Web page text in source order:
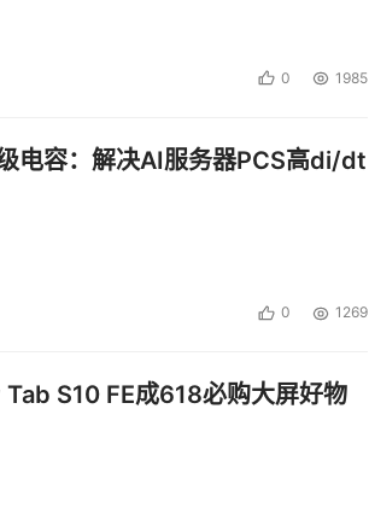
特性的影响，项目越复杂，总包越费思
的，就是拥有多少有经验的工程师，有多
高报价拿到，这其中值钱的就是SI的资
成单独做成包一样，都是存储SI价值的
奈：“很不舒服，但没它又活不了”，他
，分包的利润点点星星，好在这已是普
0 1985
电容：解决AI服务器PCS高di/dt
0 1269
S10 FE成618必购大屏好物